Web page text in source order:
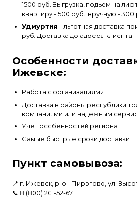
1500 руб. Выгрузка, подьем на
квартиру - 500 руб., вручную -
Удмуртия - льготная доставка
руб. Доставка до адреса клиента -
Особенности
Ижевске:
Работа с организациями
Доставка в районы республики
компаниями или надежным
Учет особенностей региона
Самые быстрые сроки доставки
Пункт самовывоза:
📍 г. Ижевск, р-он Пирогово, ул.
📞 8 (800) 201-52-67